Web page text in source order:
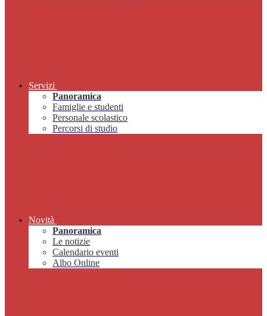
Servizi
Panoramica
Famiglie e studenti
Personale scolastico
Percorsi di studio
Novità
Panoramica
Le notizie
Calendario eventi
Albo Online